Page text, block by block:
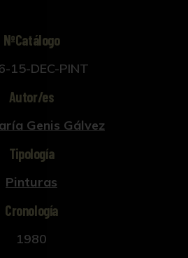
NºCatálogo
15-DEC-PINT
Autor/es
Genis Gálvez
Tipología
Pinturas
Cronología
1980